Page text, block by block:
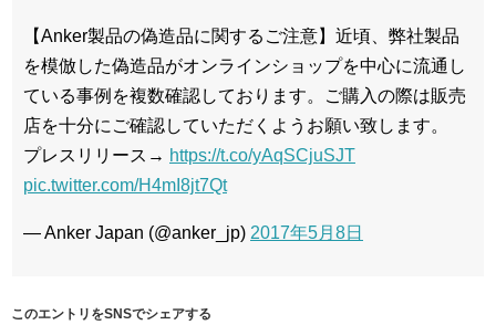
【Anker製品の偽造品に関するご注意】近頃、弊社製品
を模倣した偽造品がオンラインショップを中心に流通し
ている事例を複数確認しております。ご購入の際は販売
店を十分にご確認していただくようお願い致します。
プレスリリース→ https://t.co/yAqSCjuSJT
pic.twitter.com/H4mI8jt7Qt
— Anker Japan (@anker_jp) 2017年5月8日
このエントリをSNSでシェアする